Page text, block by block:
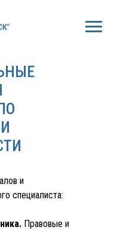
и
специалиста:
Правовые и